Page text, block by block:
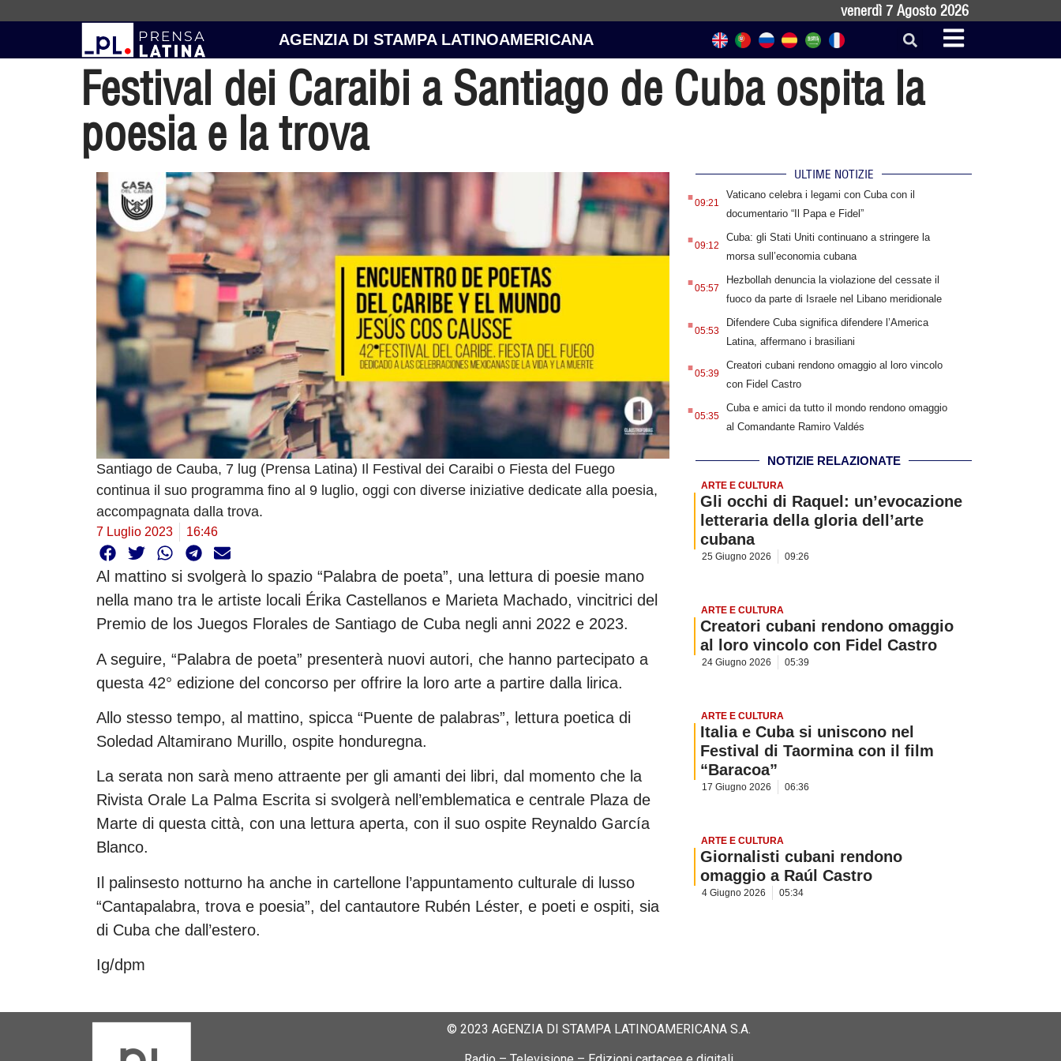
venerdì 7 Agosto 2026
AGENZIA DI STAMPA LATINOAMERICANA
Festival dei Caraibi a Santiago de Cuba ospita la
poesia e la trova
Santiago de Cauba, 7 lug (Prensa Latina) Il Festival dei Caraibi o Fiesta del Fuego
continua il suo programma fino al 9 luglio, oggi con diverse iniziative dedicate alla poesia,
accompagnata dalla trova.
7 Luglio 2023 16:46
Al mattino si svolgerà lo spazio “Palabra de poeta”, una lettura di poesie mano
nella mano tra le artiste locali Érika Castellanos e Marieta Machado, vincitrici del
Premio de los Juegos Florales de Santiago de Cuba negli anni 2022 e 2023.
A seguire, “Palabra de poeta” presenterà nuovi autori, che hanno partecipato a
questa 42° edizione del concorso per offrire la loro arte a partire dalla lirica.
Allo stesso tempo, al mattino, spicca “Puente de palabras”, lettura poetica di
Soledad Altamirano Murillo, ospite honduregna.
La serata non sarà meno attraente per gli amanti dei libri, dal momento che la
Rivista Orale La Palma Escrita si svolgerà nell’emblematica e centrale Plaza de
Marte di questa città, con una lettura aperta, con il suo ospite Reynaldo García
Blanco.
Il palinsesto notturno ha anche in cartellone l’appuntamento culturale di lusso
“Cantapalabra, trova e poesia”, del cantautore Rubén Léster, e poeti e ospiti, sia
di Cuba che dall’estero.
Ig/dpm
ULTIME NOTIZIE
.09:21
Vaticano celebra i legami con Cuba con il
documentario “Il Papa e Fidel”
.09:12
Cuba: gli Stati Uniti continuano a stringere la
morsa sull’economia cubana
.05:57
Hezbollah denuncia la violazione del cessate il
fuoco da parte di Israele nel Libano meridionale
.05:53
Difendere Cuba significa difendere l’America
Latina, affermano i brasiliani
.05:39
Creatori cubani rendono omaggio al loro vincolo
con Fidel Castro
.05:35
Cuba e amici da tutto il mondo rendono omaggio
al Comandante Ramiro Valdés
NOTIZIE RELAZIONATE
ARTE E CULTURA
Gli occhi di Raquel: un’evocazione
letteraria della gloria dell’arte
cubana
25 Giugno 2026 09:26
ARTE E CULTURA
Creatori cubani rendono omaggio
al loro vincolo con Fidel Castro
24 Giugno 2026 05:39
ARTE E CULTURA
Italia e Cuba si uniscono nel
Festival di Taormina con il film
“Baracoa”
17 Giugno 2026 06:36
ARTE E CULTURA
Giornalisti cubani rendono
omaggio a Raúl Castro
4 Giugno 2026 05:34
© 2023 AGENZIA DI STAMPA LATINOAMERICANA S.A.